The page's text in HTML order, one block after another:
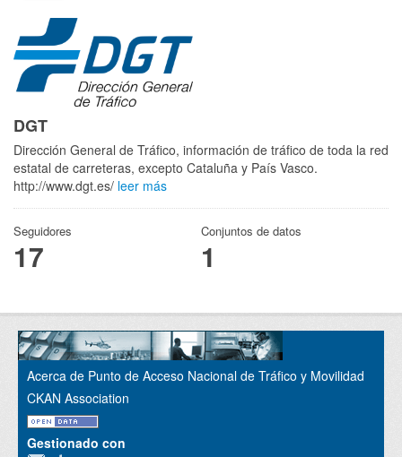
DGT
Dirección General de Tráfico, información de tráfico de toda la red
estatal de carreteras, excepto Cataluña y País Vasco.
http://www.dgt.es/ leer más
Seguidores
17
Conjuntos de datos
1
Acerca de Punto de Acceso Nacional de Tráfico y Movilidad
CKAN Association
Gestionado con